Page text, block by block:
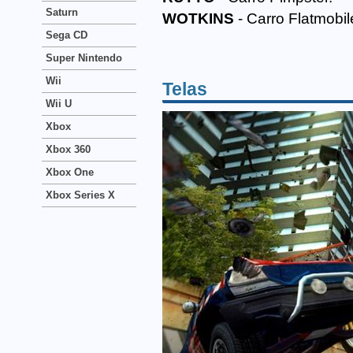
WOTKINS - Carro
Telas
Saturn
Sega CD
Super Nintendo
Wii
Wii U
Xbox
Xbox 360
Xbox One
Xbox Series X